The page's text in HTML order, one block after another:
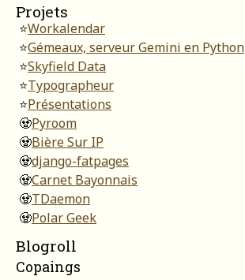
Projets
⭐Workalendar
⭐Gémeaux, serveur Gemini en Python
⭐Skyfield Data
⭐Typographeur
⭐Présentations
🧟Pyroom
🧟Bière Sur IP
🧟django-fatpages
🧟Carnet Bayonnais
🧟TDaemon
🧟Polar Geek
Blogroll
Copaings